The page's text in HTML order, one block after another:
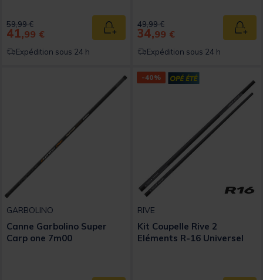
Price reduced from
59,99 €to
41,99 € Ajouter au panier
Expédition sous 24 h
Price reduced from
49,99 €to
34,99 €
Expédition sous 24 h
GARBOLINO
Canne Garbolino Super
Carp one 7m00
-40%
RIVE
Kit Coupelle Rive 2
Eléments R-16 Universel